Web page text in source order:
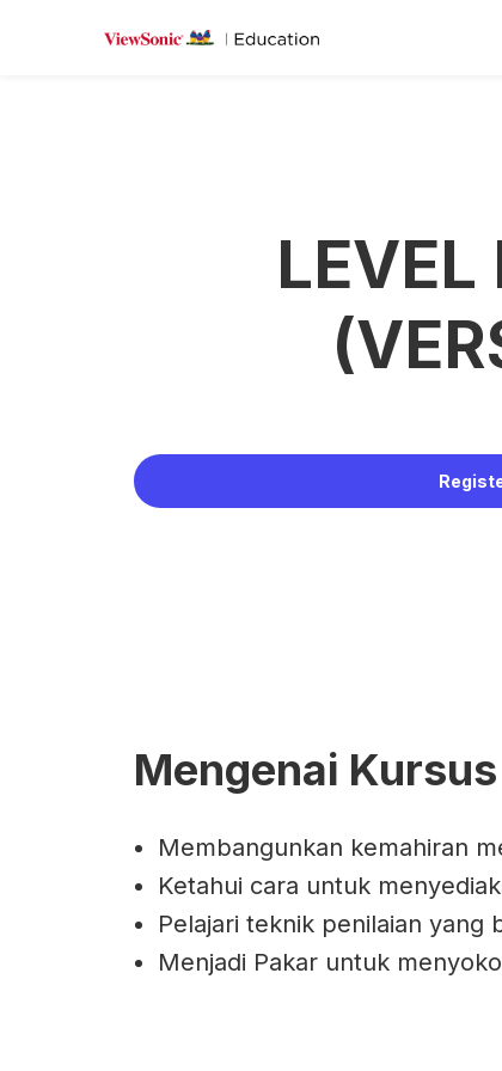
LEVEL
Mengenai Kursus
Membangunkan kemahiran
Ketahui cara untuk
Pelajari teknik penilaian yang
Menjadi Pakar untuk